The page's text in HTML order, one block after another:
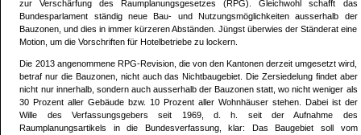
zur Verschärfung des Raumplanungsgesetzes (RPG). Gleichwohl schafft das
Bundesparlament ständig neue Bau- und Nutzungsmöglichkeiten ausserhalb der
Bauzonen, und dies in immer kürzeren Abständen. Jüngst überwies der Ständerat eine
Motion, um die Vorschriften für Hotelbetriebe zu lockern.
Die 2013 angenommene RPG-Revision, die von den Kantonen derzeit umgesetzt wird,
betraf nur die Bauzonen, nicht auch das Nichtbaugebiet. Die Zersiedelung findet aber
nicht nur innerhalb, sondern auch ausserhalb der Bauzonen statt, wo nicht weniger als
30 Prozent aller Gebäude bzw. 10 Prozent aller Wohnhäuser stehen. Dabei ist der
Wille des Verfassungsgebers seit 1969, d. h. seit der Aufnahme des
Raumplanungsartikels in die Bundesverfassung, klar: Das Baugebiet soll vom